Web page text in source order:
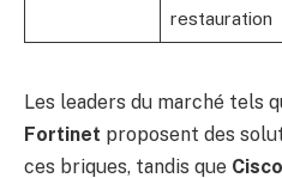
restauration
Les leaders du marché tels
Fortinet proposent des
ces briques, tandis que Cisco